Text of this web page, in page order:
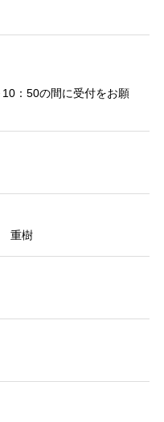
：50の間に受付をお願
重樹